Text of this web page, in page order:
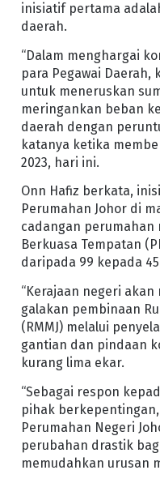
inisiatif pertama
daerah.
“Dalam menghargai
para Pegawai
untuk meneruskan
meringankan beban
daerah dengan
katanya ketika
2023, hari ini.
Onn Hafiz berkata,
Perumahan Johor di
cadangan
Berkuasa Tempatan
daripada 99 kepada
“Kerajaan negeri
galakan pembinaan
(RMMJ) melalui
gantian dan pindaan
kurang lima ekar.
“Sebagai respon
pihak
Perumahan Negeri
perubahan drastik
memudahkan urusan